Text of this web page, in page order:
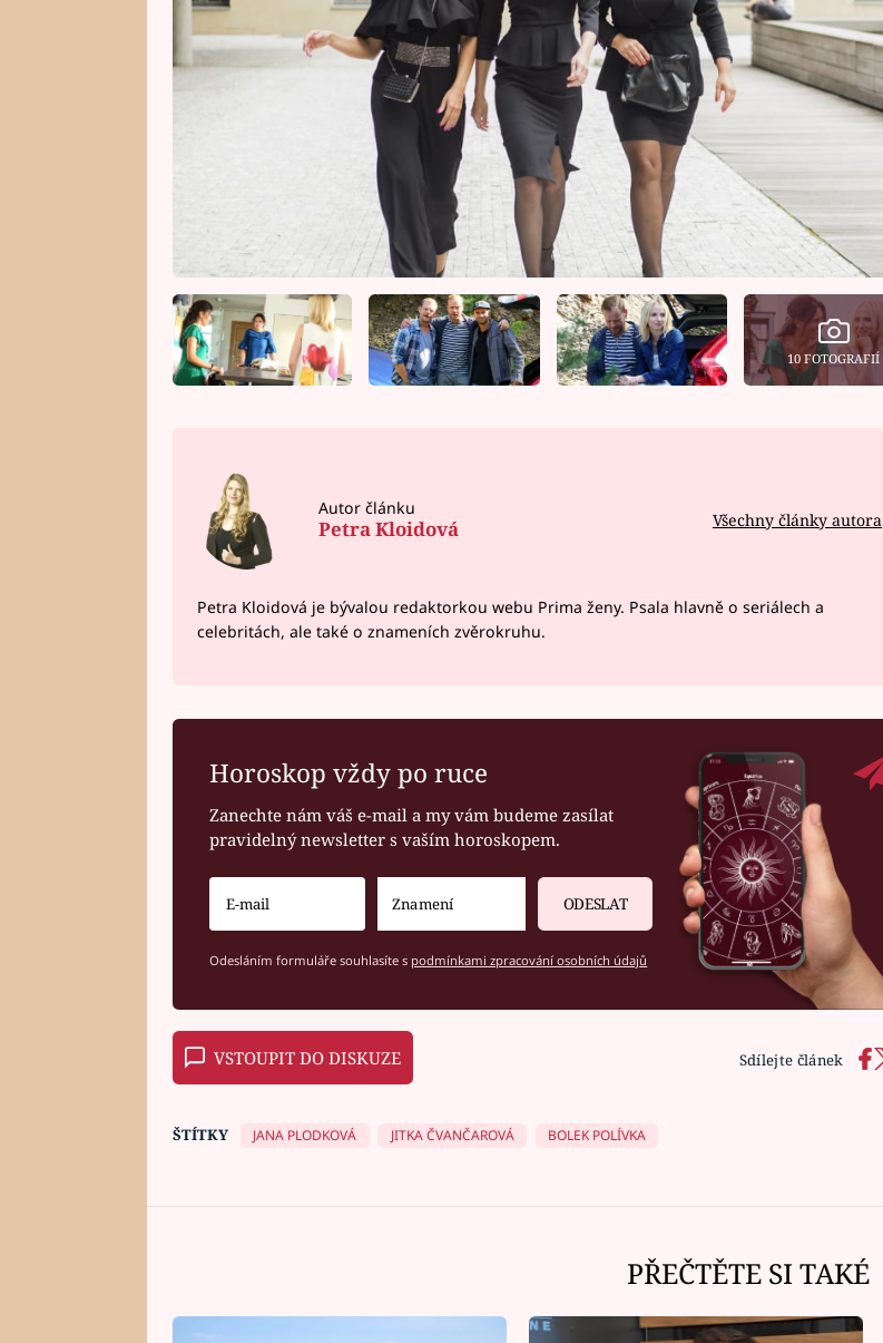
10 FOTOGRAFIÍ
Autor článku
Petra Kloidová Všechny články autora
Petra Kloidová je bývalou redaktorkou webu Prima ženy. Psala hlavně o seriálech a
celebritách, ale také o znameních zvěrokruhu.
Horoskop vždy po ruce
Zanechte nám váš e-mail a my vám budeme zasílat
pravidelný newsletter s vaším horoskopem.
ODESLAT
Odesláním formuláře souhlasíte s podmínkami zpracování osobních údajů
VSTOUPIT DO DISKUZE Sdílejte článek
ŠTÍTKY JANA PLODKOVÁ JITKA ČVANČAROVÁ BOLEK POLÍVKA
PŘEČTĚTE SI TAKÉ